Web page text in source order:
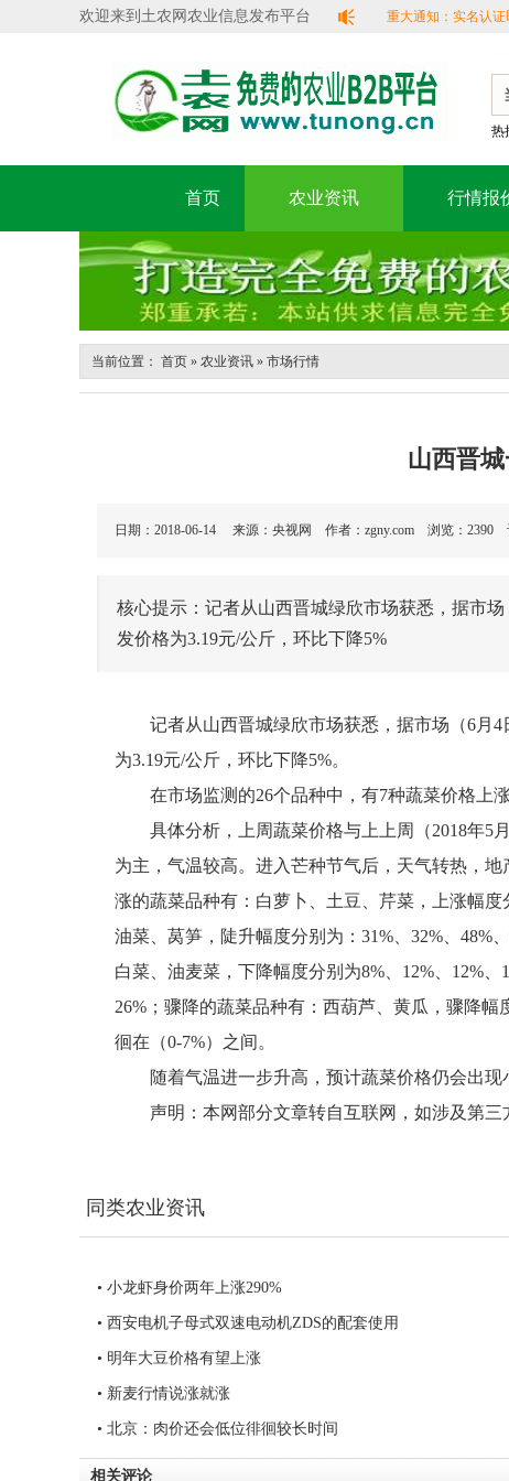
欢迎来到土农网农业信息发布平台 重大通知：实名认证即
热
首页 农业资讯 行情报
当前位置： 首页 » 农业资讯 » 市场行情
山西晋
日期：2018-06-14 来源：央视网 作者：zgny.com 浏览： 2390
核心提示：记者从山西晋城绿欣市场获悉，据市
发价格为3.19元/公斤，环比下降5%
记者从山西晋城绿欣市场获悉，据市场（6月
为3.19元/公斤，环比下降5%。
在市场监测的26个品种中，有7种蔬菜价格上
具体分析，上周蔬菜价格与上上周（2018年5
为主，气温较高。进入芒种节气后，天气转热，
涨的蔬菜品种有：白萝卜、土豆、芹菜，上涨幅度
油菜、莴笋，陡升幅度分别为：31%、32%、48%
白菜、油麦菜，下降幅度分别为8%、12%、12%
26%；骤降的蔬菜品种有：西葫芦、黄瓜，骤降
徊在（0-7%）之间。
随着气温进一步升高，预计蔬菜价格仍会出现
声明：本网部分文章转自互联网，如涉及第三
同类农业资讯
• 小龙虾身价两年上涨290%
• 西安电机子母式双速电动机ZDS的配套使用
• 明年大豆价格有望上涨
• 新麦行情说涨就涨
• 北京：肉价还会低位徘徊较长时间
相关评论